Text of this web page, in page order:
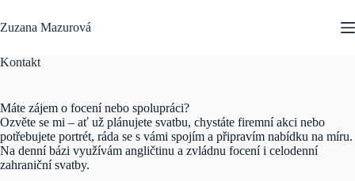
to
content
Zuzana Mazurová
Kontakt
Máte zájem o focení nebo spolupráci?
Ozvěte se mi – ať už plánujete svatbu, chystáte firemní akci nebo
potřebujete portrét, ráda se s vámi spojím a připravím nabídku na míru.
Na denní bázi využívám angličtinu a zvládnu focení i celodenní
zahraniční svatby.